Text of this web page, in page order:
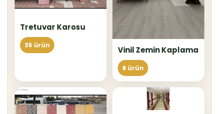
Tretuvar Karosu
35 ürün Vinil Zemin Kaplama
8 ürün